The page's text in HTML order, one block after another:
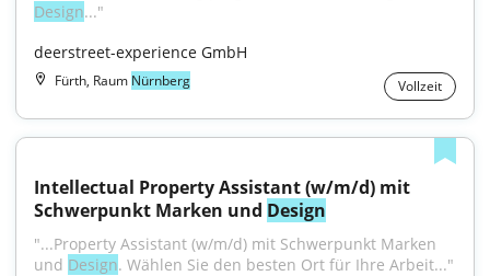
Design..."
deerstreet-experience GmbH
Fürth, Raum Nürnberg Vollzeit
Intellectual Property Assistant (w/m/d) mit
Schwerpunkt Marken und Design
"...Property Assistant (w/m/d) mit Schwerpunkt Marken
und Design. Wählen Sie den besten Ort für Ihre Arbeit..."